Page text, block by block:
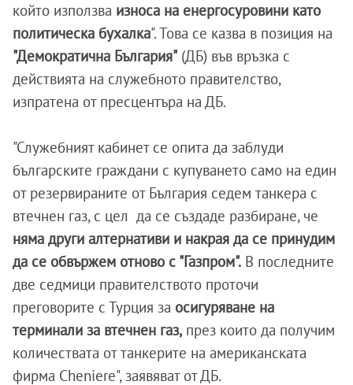
който използва износа на енергосуровини като
политическа бухалка". Това се казва в позиция на
"Демократична България"(ДБ) във връзка с
действията на служебното правителство,
изпратена от пресцентъра на ДБ.
"Служебният кабинет се опита да заблуди
българските граждани с купуването само на един
от резервираните от България седем танкера с
втечнен газ, с цел да се създаде разбиране, че
няма други алтернативи и накрая да се принудим
да се обвържем отново с "Газпром". В последните
две седмици правителството проточи
преговорите с Турция за осигуряване на
терминали за втечнен газ, през които да получим
количествата от танкерите на американската
фирма Cheniere", заявяват от ДБ.